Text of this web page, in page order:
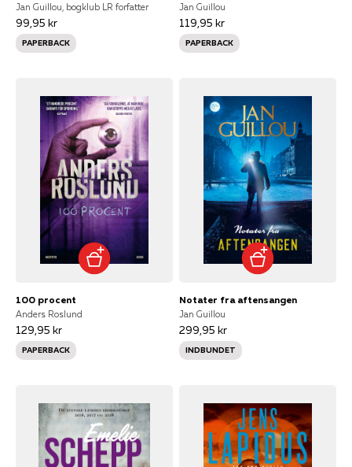
Jan Guillou, bogklub LR forfatter
99,95 kr
PAPERBACK
Jan Guillou
119,95 kr
PAPERBACK
100 procent
Anders Roslund
129,95 kr
PAPERBACK
Notater fra aftensangen
Jan Guillou
299,95 kr
INDBUNDET